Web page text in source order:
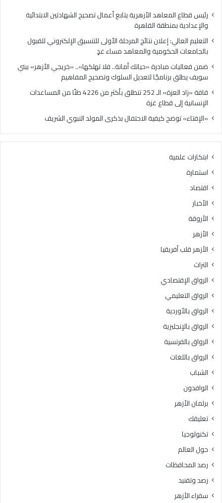
غدٍ رئيس قطاع المعاهد الأزهرية يتابع أعمال تصحيح الشهادتين الابتدائية
والإعدادية بمنطقة القاهرة
التعليم العالي: إعلان نتائج المرحلة الأولى للتنسيق الإلكتروني للقبول
بالجامعات الحكومية والمعاهد مساء غدٍ
ضمن فعاليات مبادرة «حياتك أمانة.. فلا تهلكها».. «خريجي الأزهر» ببني
سويف يطلق برنامجًا لتعديل السلوك وتصحيح المفاهيم
قافة «زاد العزة» الـ 252 تنطلق بأكثر من 4226 طنًا من المساعدات
الإنسانية إلى قطاع غزة
«الإفتاء» توضح كيفية الاحتفال بذكرى المولد النبوي الشريف
ابتكارات علمية
استمارة
اقتصاد
الأخبار
الأروقة
الأزهر
الأزهر قلب أفريقيا
التراث
الرواق الإقتصادي
الرواق التعليمي
الرواق بالأوردية
الرواق بالإنجليزية
الرواق بالفرنسية
الرواق باللغات
الشباب
الوافدون
برلمان الأزهر
تعليقك
تكنولوجيا
حول العالم
رصد المحافظات
رصد وتفنيد
سفراء الأزهر